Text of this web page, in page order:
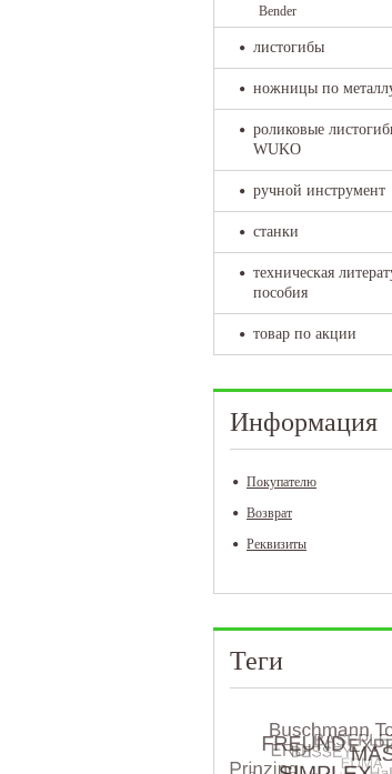
Bender
листогибы
ножницы по
роликовые
WUKO
ручной инструмент
станки
техническая
пособия
товар по акции
Информация
Покупателю
Возврат
Реквизиты
Теги